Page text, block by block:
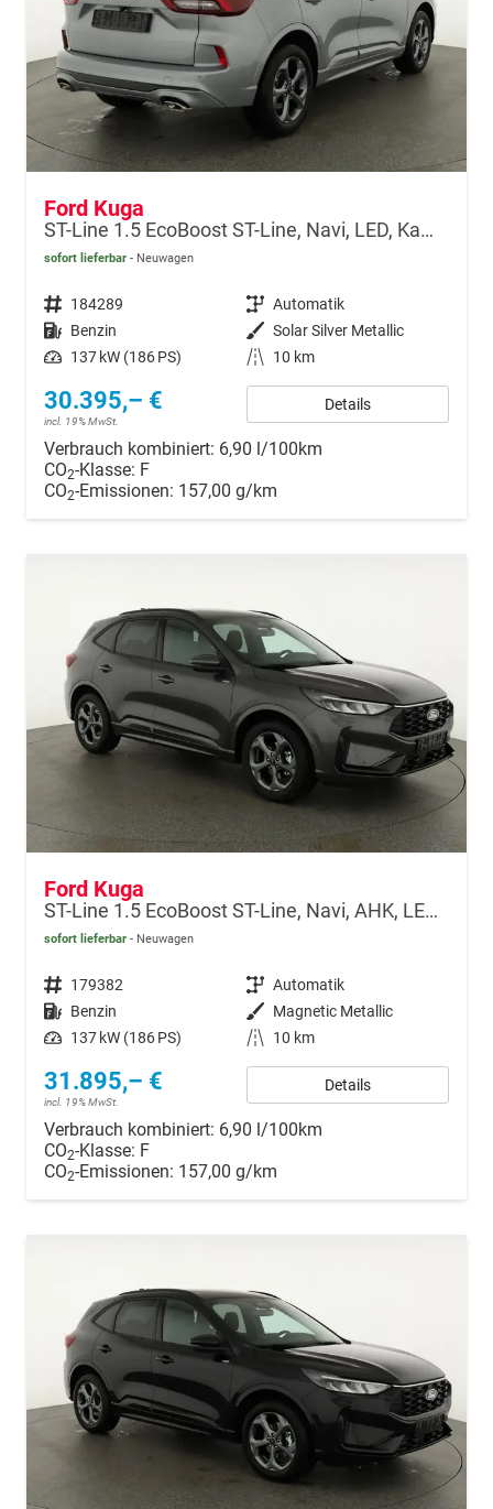
Ford Kuga
ST-Line 1.5 EcoBoost ST-Line, Navi, LED, Kamera, Winter, FS beheizbar, 5 J.-Garantie
sofort lieferbar Neuwagen
Fahrzeugnr. 184289 Getriebe Automatik
Kraftstoff Benzin Außenfarbe Solar Silver Metallic
Leistung 137 kW (186 PS) Kilometerstand 10 km
30.395,– €
incl. 19% MwSt.
Details
Verbrauch kombiniert: 6,90 l/100km
CO2-Klasse: F
CO2-Emissionen: 157,00 g/km
Ford Kuga
ST-Line 1.5 EcoBoost ST-Line, Navi, AHK, LED, Kamera, Winter, FS beheizbar, 5 J.-Garantie
sofort lieferbar Neuwagen
Fahrzeugnr. 179382 Getriebe Automatik
Kraftstoff Benzin Außenfarbe Magnetic Metallic
Leistung 137 kW (186 PS) Kilometerstand 10 km
31.895,– €
incl. 19% MwSt.
Details
Verbrauch kombiniert: 6,90 l/100km
CO2-Klasse: F
CO2-Emissionen: 157,00 g/km